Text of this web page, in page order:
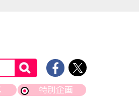
特別企画